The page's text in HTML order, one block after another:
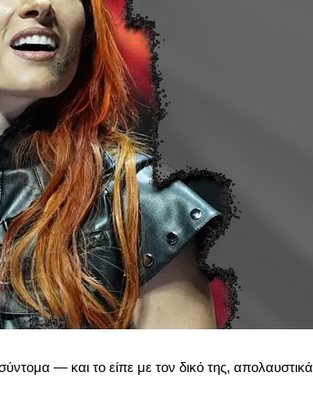
— και το είπε με τον δικό της, απολαυστικά